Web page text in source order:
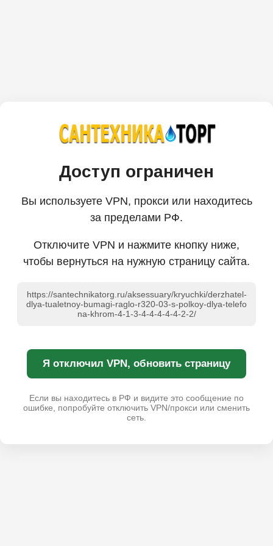
Доступ ограничен
Вы используете VPN, прокси или находитесь
за пределами РФ.
Отключите VPN и нажмите кнопку ниже,
чтобы вернуться на нужную страницу сайта.
https://santechnikatorg.ru/aksessuary/kryuchki/derzhatel-
dlya-tualetnoy-bumagi-raglo-r320-03-s-polkoy-dlya-telefo
na-khrom-4-1-3-4-4-4-4-4-2-2/
Я отключил VPN, обновить страницу
Если вы находитесь в РФ и видите это сообщение по
ошибке, попробуйте отключить VPN/прокси или сменить
сеть.